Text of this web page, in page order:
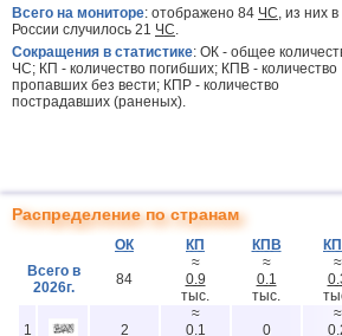
Всего на мониторе: отображено 84 ЧС, из них в
России случилось 21 ЧС.
Сокращения в статистике: ОК - общее
ЧС; КП - количество погибших; КПВ - количество
пропавших без вести; КПР - количество
пострадавших (раненых).
Распределение по странам
ОК КП КПВ
Всего в
2026г.
84
≈
0.9
тыс.
≈
0.1
тыс.
≈
1 2
≈
0.1
0
≈